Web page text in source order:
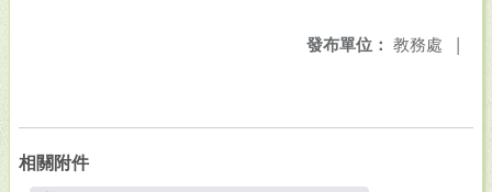
發布單位： 教務處 |
相關附件